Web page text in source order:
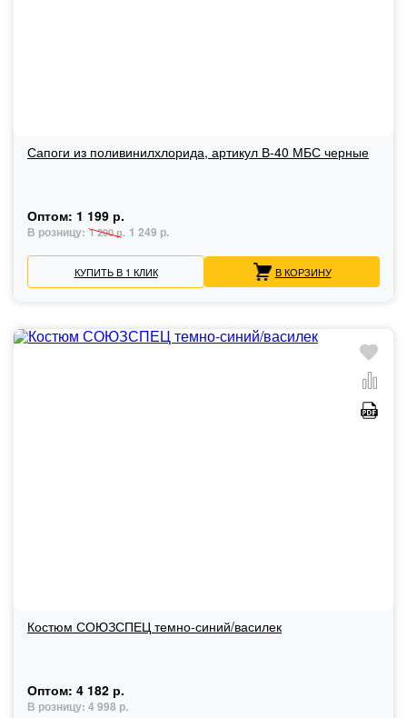
Сапоги из поливинилхлорида, артикул В-40 МБС черные
Оптом: 1 199 р.
В розницу: 1 290 р. 1 249 р.
КУПИТЬ В 1 КЛИК В КОРЗИНУ
Костюм СОЮЗСПЕЦ темно-синий/василек
Оптом: 4 182 р.
В розницу: 4 998 р.